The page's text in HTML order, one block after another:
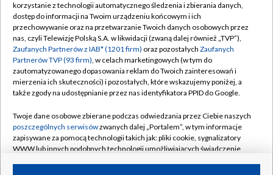
Abonament TVP
Sklep TVP
Biuro Reklamy
Oferta Handlowa
Telegazeta ogłoszenia
Rada Programowa
Ogłoszenia przetargowe
Akademia Telewizyjna
Regulamin TVP
Polityka prywatności
Moje zgody
Biuro reklamy
Kontakt
Kanały
©2026 Telewizja Polska Spółka Akcyjna w likwidacji
korzystanie z technologii automatycznego śledzenia i zbierania danych,
dostęp do informacji na Twoim urządzeniu końcowym i ich
przechowywanie oraz na przetwarzanie Twoich danych osobowych przez
nas, czyli Telewizję Polską S.A. w likwidacji (zwaną dalej również „TVP”),
Zaufanych Partnerów z IAB* (1201 firm) oraz pozostałych Zaufanych
Partnerów TVP (93 firm), w celach marketingowych (w tym do
zautomatyzowanego dopasowania reklam do Twoich zainteresowań i
mierzenia ich skuteczności) i pozostałych, które wskazujemy poniżej, a
także zgody na udostępnianie przez nas identyfikatora PPID do Google.
Twoje dane osobowe zbierane podczas odwiedzania przez Ciebie naszych
poszczególnych serwisówzwanych dalej „Portalem”, w tym informacje
zapisywane za pomocą technologii takich jak: pliki cookie, sygnalizatory
WWW lub innych podobnych technologii umożliwiających świadczenie